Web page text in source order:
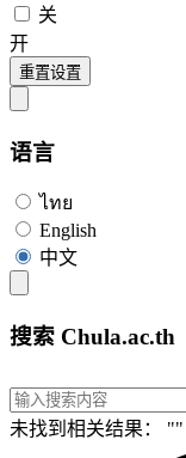
关
开
重置设置
语言
ไทย
English
中文
搜索 Chula.ac.th
未找到相关结果： ""